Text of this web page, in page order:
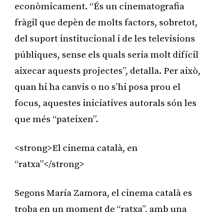
econòmicament. “És un cinematografia
fràgil que depèn de molts factors, sobretot,
del suport institucional i de les televisions
públiques, sense els quals seria molt difícil
aixecar aquests projectes”, detalla. Per això,
quan hi ha canvis o no s’hi posa prou el
focus, aquestes iniciatives autorals són les
que més “pateixen”.
<strong>El cinema català, en
“ratxa”</strong>
Segons María Zamora, el cinema català es
troba en un moment de “ratxa”, amb una